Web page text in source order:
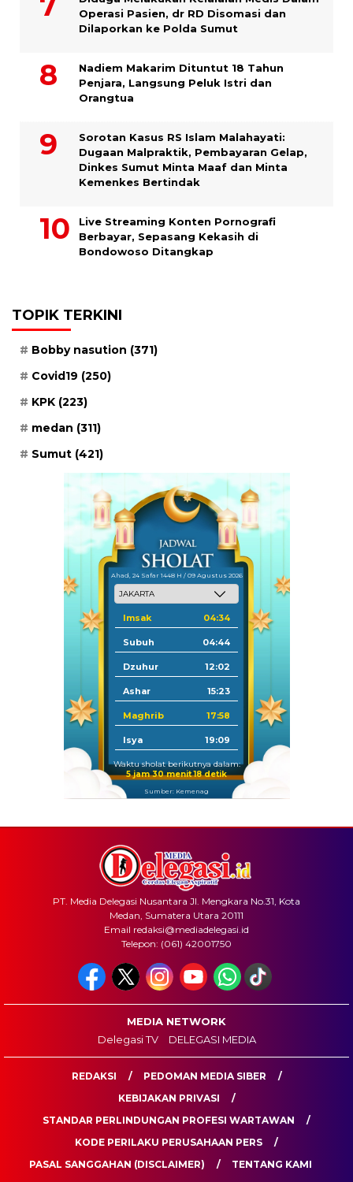
Operasi Pasien, dr RD Disomasi dan
Dilaporkan ke Polda Sumut
​Nadiem Makarim Dituntut 18 Tahun
Penjara, Langsung Peluk Istri dan
Orangtua
Sorotan Kasus RS Islam Malahayati:
Dugaan Malpraktik, Pembayaran Gelap,
Dinkes Sumut Minta Maaf dan Minta
Kemenkes Bertindak
Live Streaming Konten Pornografi
Berbayar, Sepasang Kekasih di
Bondowoso Ditangkap
TOPIK TERKINI
Bobby nasution (371)
Covid19 (250)
KPK (223)
medan (311)
Sumut (421)
Ahad, 24 Safar 1448 H / 09 Agustus 2026
Imsak 04:34
Subuh 04:44
Dzuhur 12:02
Ashar 15:23
Maghrib 17:58
Isya 19:09
Waktu sholat berikutnya dalam:
5 jam 30 menit 18 detik
Sumber: Kemenag
PT. Media Delegasi Nusantara Jl. Mengkara No.31, Kota
Medan, Sumatera Utara 20111
Email redaksi@mediadelegasi.id
Telepon: (061) 42001750
MEDIA NETWORK
Delegasi TV
DELEGASI MEDIA
REDAKSI
PEDOMAN MEDIA SIBER
KEBIJAKAN PRIVASI
STANDAR PERLINDUNGAN PROFESI WARTAWAN
KODE PERILAKU PERUSAHAAN PERS
PASAL SANGGAHAN (DISCLAIMER)
TENTANG KAMI